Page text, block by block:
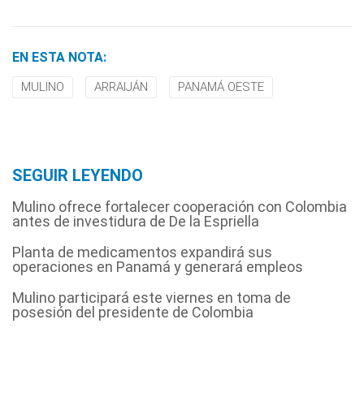
EN ESTA NOTA:
MULINO ARRAIJÁN PANAMÁ OESTE
SEGUIR LEYENDO
Mulino ofrece fortalecer cooperación con Colombia
antes de investidura de De la Espriella
Planta de medicamentos expandirá sus
operaciones en Panamá y generará empleos
Mulino participará este viernes en toma de
posesión del presidente de Colombia